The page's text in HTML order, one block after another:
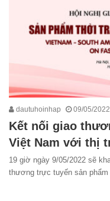
dautuhoinhap 09/05/2022
Kết nối giao
Việt Nam với thị
19 giờ ngày 9/05/2022 sẽ
thương trực tuyến sản phẩm